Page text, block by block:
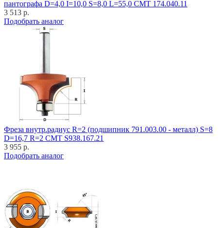
пантографа D=4,0 I=10,0 S=8,0 L=55,0 CMT 174.040.11
3 513 р.
Подобрать аналог
Фреза внутр.радиус R=2 (подшипник 791.003.00 - металл) S=8
D=16,7 R=2 CMT S938.167.21
3 955 р.
Подобрать аналог